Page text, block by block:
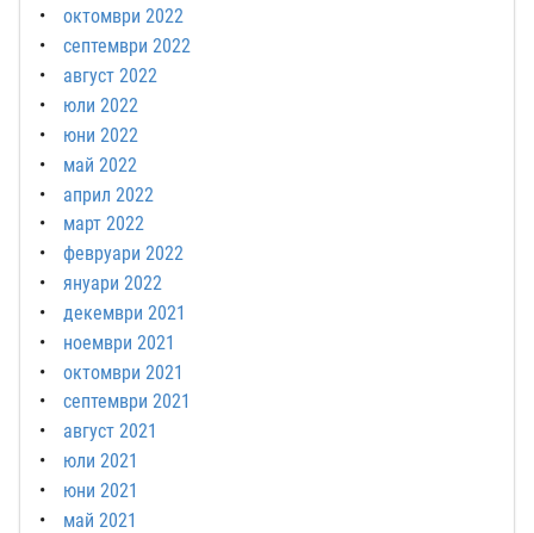
октомври 2022
септември 2022
август 2022
юли 2022
юни 2022
май 2022
април 2022
март 2022
февруари 2022
януари 2022
декември 2021
ноември 2021
октомври 2021
септември 2021
август 2021
юли 2021
юни 2021
май 2021